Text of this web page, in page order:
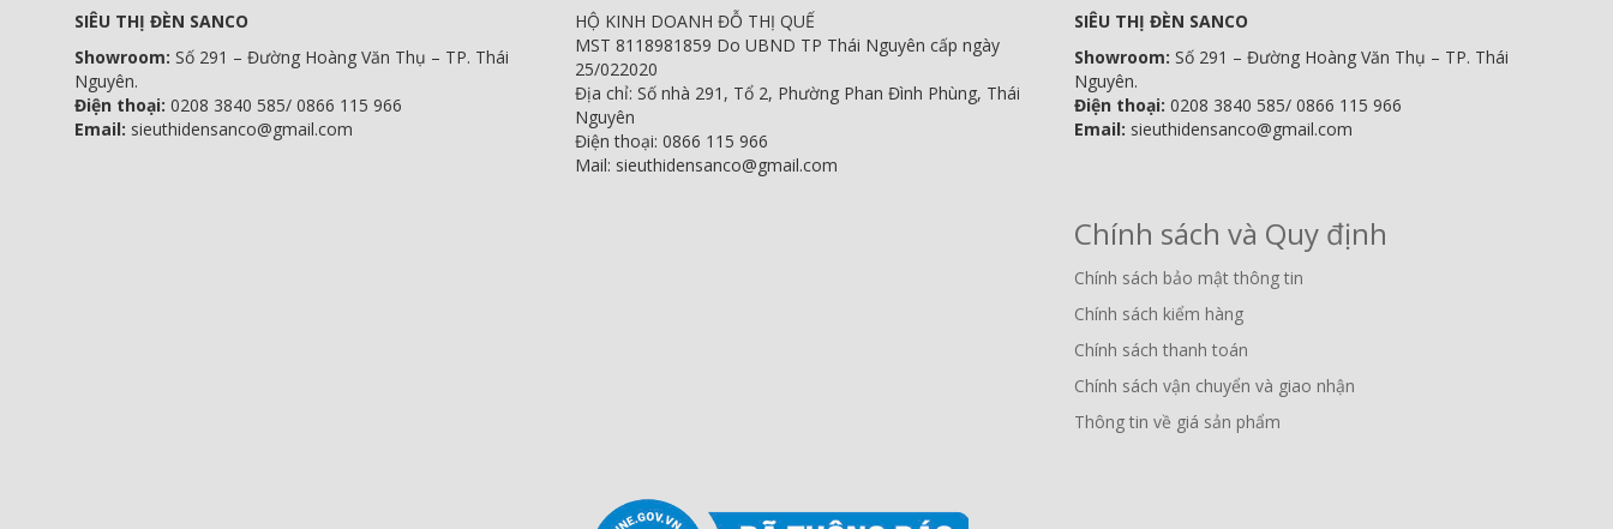
SIÊU THỊ ĐÈN SANCO
Showroom: Số 291 – Đường Hoàng Văn Thụ – TP. Thái
Nguyên.
Điện thoại: 0208 3840 585/ 0866 115 966
Email: sieuthidensanco@gmail.com
HỘ KINH DOANH ĐỖ THỊ QUẾ
MST 8118981859 Do UBND TP Thái Nguyên cấp ngày
25/022020
Địa chỉ: Số nhà 291, Tổ 2, Phường Phan Đình Phùng, Thái
Nguyên
Điện thoại: 0866 115 966
Mail: sieuthidensanco@gmail.com
SIÊU THỊ ĐÈN SANCO
Showroom:Số 291 – Đường Hoàng Văn Thụ – TP. Thái
Nguyên.
Điện thoại: 0208 3840 585/ 0866 115 966
Email: sieuthidensanco@gmail.com
Chính sách và Quy định
Chính sách bảo mật thông tin
Chính sách kiểm hàng
Chính sách thanh toán
Chính sách vận chuyển và giao nhận
Thông tin về giá sản phẩm